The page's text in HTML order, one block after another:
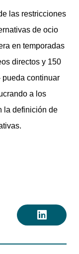
las restricciones
de ocio
en temporadas
directos y 150
pueda continuar
a los
la definición de